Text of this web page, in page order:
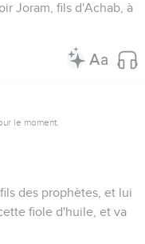
Joram, fils d'Achab, à
le moment.
des prophètes, et lui
fiole d'huile, et va